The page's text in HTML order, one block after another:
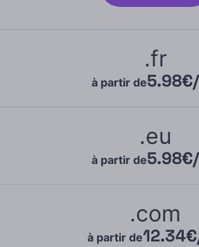
.fr
à partir de
.eu
à partir de
.com
à partir de